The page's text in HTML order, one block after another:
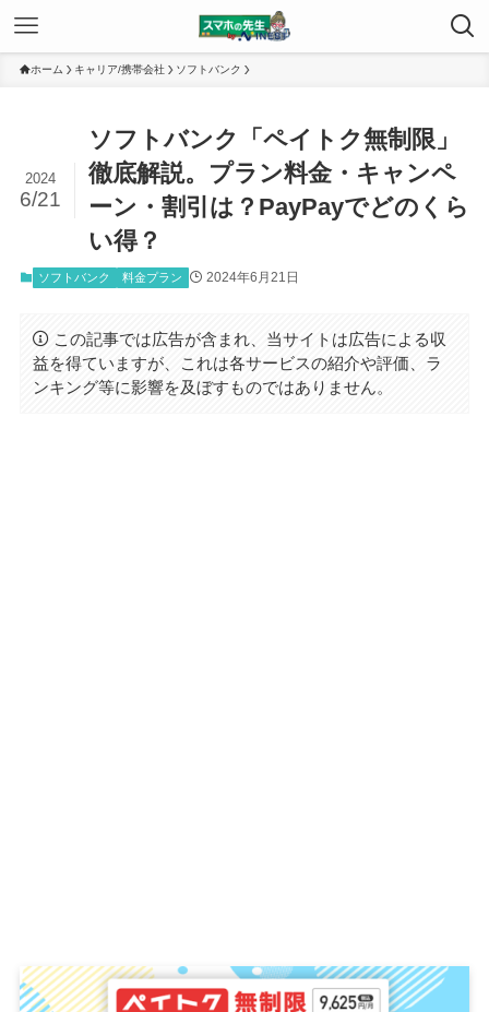
ホーム キャリア/携帯会社 ソフトバンク
ソフトバンク「ペイトク無制限」
徹底解説。プラン料金・キャンペ
ーン・割引は？PayPayでどのくら
い得？
2024
6/21
ソフトバンク 料金プラン 2024年6月21日
この記事では広告が含まれ、当サイトは広告による収
益を得ていますが、これは各サービスの紹介や評価、ラ
ンキング等に影響を及ぼすものではありません。